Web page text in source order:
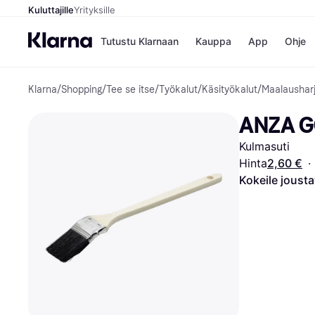
KuluttajilleYrityksille
Tutustu Klarnaan Kauppa
Kaupat
Gigantti
H&M
Peten
Wolt
App Ohje
Klarna/Shopping/Tee se itse/Työkalut/Käsityökalut/
ANZA
Kulmasuti
Hinta2,60 € ·
Kokeile